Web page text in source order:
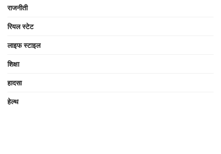
राजनीती
रियल स्टेट
लाइफ स्टाइल
शिक्षा
हादसा
हेल्थ